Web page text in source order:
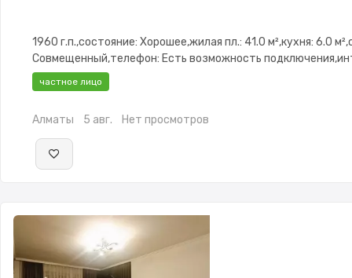
1960 г.п.,состояние: Хорошее,жилая пл.: 41.0 м²,кухня: 6.0
Совмещенный,телефон: Есть возможность
Оптика,Полностью меблирована,Полностью
охраняемая
сантехника,Кладовка,Счётчики,Тихий двор
частное лицо
Алматы 5 авг. Нет просмотров